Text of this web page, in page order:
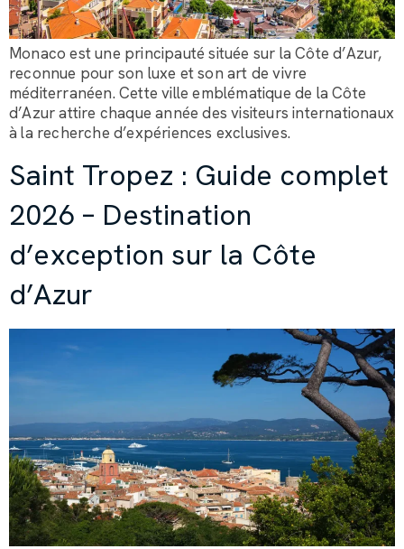
Monaco est une principauté située sur la Côte d’Azur,
reconnue pour son luxe et son art de vivre
méditerranéen. Cette ville emblématique de la Côte
d’Azur attire chaque année des visiteurs internationaux
à la recherche d’expériences exclusives.
Saint Tropez : Guide complet
2026 – Destination
d’exception sur la Côte
d’Azur